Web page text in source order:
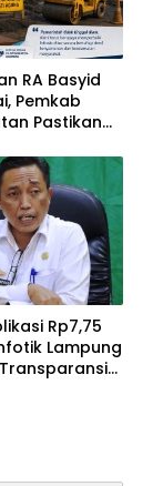
RA Basyid
Pemkab
Pastikan
Rp7,75
Lampung